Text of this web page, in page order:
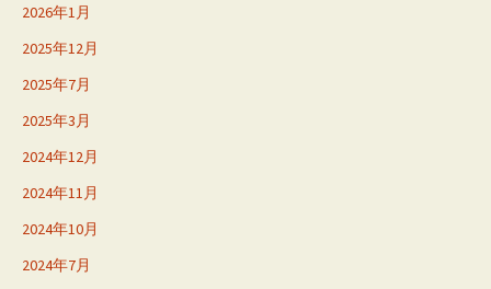
2026年1月
2025年12月
2025年7月
2025年3月
2024年12月
2024年11月
2024年10月
2024年7月